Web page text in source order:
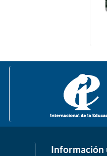
Información